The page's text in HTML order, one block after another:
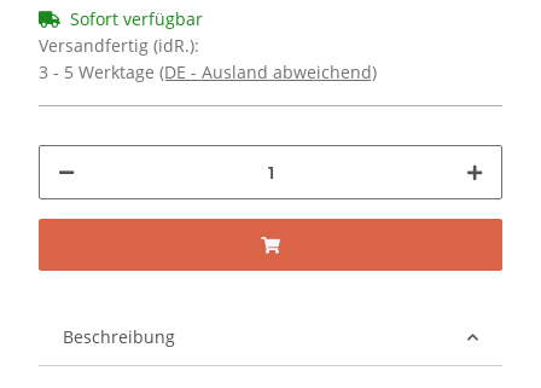
Sofort verfügbar
Versandfertig (idR.):
3 - 5 Werktage (DE - Ausland abweichend)
Beschreibung